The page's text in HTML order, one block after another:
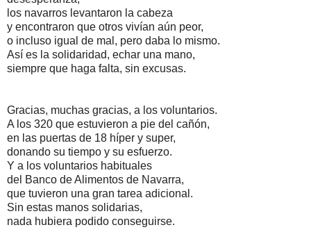
los navarros levantaron la cabeza
y encontraron que otros vivían aún peor,
o incluso igual de mal, pero daba lo mismo.
Así es la solidaridad, echar una mano,
siempre que haga falta, sin excusas.
Gracias, muchas gracias, a los voluntarios.
A los 320 que estuvieron a pie del cañón,
en las puertas de 18 híper y super,
donando su tiempo y su esfuerzo.
Y a los voluntarios habituales
del Banco de Alimentos de Navarra,
que tuvieron una gran tarea adicional.
Sin estas manos solidarias,
nada hubiera podido conseguirse.